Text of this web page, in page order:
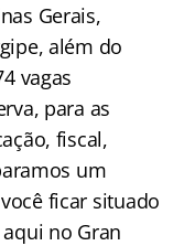
Gerais,
além do
vagas
para as
fiscal,
um
ficar situado
aqui no Gran